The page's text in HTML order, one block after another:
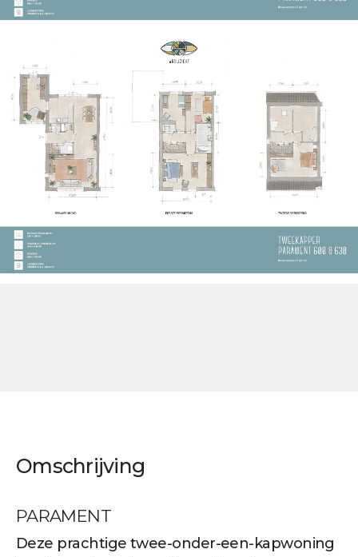
Omschrijving
PARAMENT
Deze prachtige twee-onder-een-kapwoning